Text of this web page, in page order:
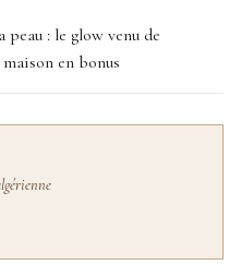
: le glow venu de
en bonus